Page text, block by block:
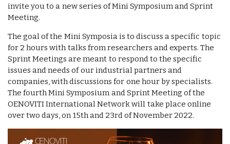
invite you to a new series of Mini Symposium and Sprint
Meeting.
The goal of the Mini Symposia is to discuss a specific topic
for 2 hours with talks from researchers and experts. The
Sprint Meetings are meant to respond to the specific
issues and needs of our industrial partners and
companies, with discussions for one hour by specialists.
The fourth Mini Symposium and Sprint Meeting of the
OENOVITI International Network will take place online
over two days, on 15th and 23rd of November 2022.